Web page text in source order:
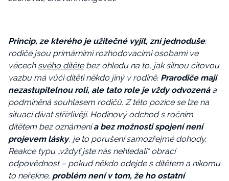
Princip, ze kterého je užitečné vyjít, zní jednoduše:
rodiče jsou primárními rozhodovacími osobami ve
věcech svého dítětebez ohledu na to, jak silnou citovou
vazbu má vůči dítěti někdo jiný v rodině. Prarodiče mají
nezastupitelnou roli, ale tato role je vždy odvozená a
podmíněná souhlasem rodičů. Z této pozice se lze na
situaci dívat střízlivěji. Hodinový odchod s ročním
dítětem bez oznámenía bez možnosti spojení není
projevem lásky, je to porušení samozřejmé dohody.
Reakce typu „vždyť jste nás nehledali“ obrací
odpovědnost – pokud někdo odejde s dítětem a nikomu
to neřekne, problém není v tom, že ho ostatní